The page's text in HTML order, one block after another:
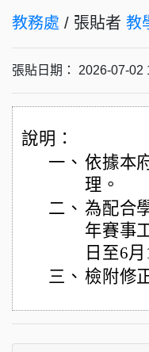
教務處 / 張貼者 教
張貼日期： 2026-07-
說明：
一、 依據本
理。
二、 為配合
年賽事
日至6
三、 檢附修